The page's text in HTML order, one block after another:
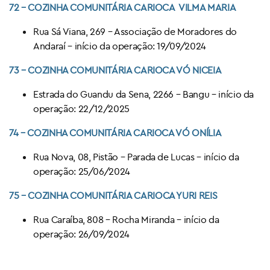
72 – COZINHA COMUNITÁRIA CARIOCAVILMA MARIA
Rua Sá Viana, 269 – Associação de Moradores do
Andaraí – início da operação: 19/09/2024
73 – COZINHA COMUNITÁRIA CARIOCAVÓ NICEIA
Estrada do Guandu da Sena, 2266 – Bangu – início da
operação: 22/12/2025
74 – COZINHA COMUNITÁRIA CARIOCAVÓ ONÍLIA
Rua Nova, 08, Pistão – Parada de Lucas – início da
operação: 25/06/2024
75– COZINHA COMUNITÁRIA CARIOCAYURI REIS
Rua Caraíba, 808 – Rocha Miranda – início da
operação: 26/09/2024